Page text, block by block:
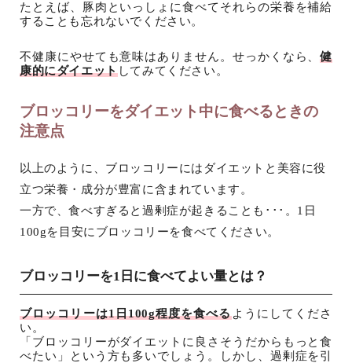
たとえば、豚肉といっしょに食べてそれらの栄養を補給
することも忘れないでください。
不健康にやせても意味はありません。せっかくなら、健
康的にダイエットしてみてください。
ブロッコリーをダイエット中に食べるときの
注意点
以上のように、ブロッコリーにはダイエットと美容に役
立つ栄養・成分が豊富に含まれています。
一方で、食べすぎると過剰症が起きることも･･･。1日
100gを目安にブロッコリーを食べてください。
ブロッコリーを1日に食べてよい量とは？
ブロッコリーは1日100g程度を食べるようにしてくださ
い。
「ブロッコリーがダイエットに良さそうだからもっと食
べたい」という方も多いでしょう。しかし、過剰症を引